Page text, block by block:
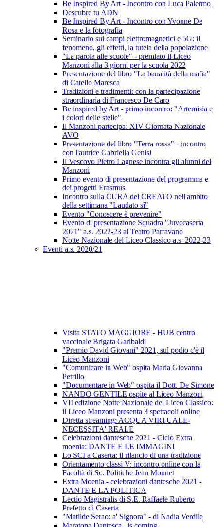
Be Inspired By Art - Incontro con Luca Palermo
Descubre tu ADN
Be Inspired By Art - Incontro con Yvonne De
Rosa e la fotografia
Seminario sui campi elettromagnetici e 5G: il
fenomeno, gli effetti, la tutela della popolazione
"La parola alle scuole" - premiato il Liceo
Manzoni alla 3 giorni per la scuola 2022
Presentazione del libro "La banalità della mafia"
di Catello Maresca
Tradizioni e tradimenti: con la partecipazione
straordinaria di Francesco De Caro
Be inspired by Art - primo incontro: "Artemisia e
i colori delle stelle"
Il Manzoni partecipa: XIV Giornata Nazionale
AVO
Presentazione del libro "Terra rossa" - incontro
con l'autrice Gabriella Genisi
Il Vescovo Pietro Lagnese incontra gli alunni del
Manzoni
Primo evento di presentazione del programma e
dei progetti Erasmus
Incontro sulla CURA del CREATO nell'ambito
della settimana "Laudato sì"
Evento "Conoscere è prevenire"
Evento di presentazione Squadra "Juvecaserta
2021" a.s. 2022-23 al Teatro Parravano
Notte Nazionale del Liceo Classico a.s. 2022-23
Eventi a.s. 2020/21
Visita STATO MAGGIORE - HUB centro
vaccinale Brigata Garibaldi
"Premio David Giovani" 2021, sul podio c'è il
Liceo Manzoni
"Comunicare in Web" ospita Maria Giovanna
Petrillo
"Documentare in Web" ospita il Dott. De Simone
NANDO GENTILE ospite al Liceo Manzoni
VII edizione Notte Nazionale del Liceo Classico:
il Liceo Manzoni presenta 3 spettacoli online
Diretta streaming: ACQUA VIRTUALE-
NECESSITA' REALE
Celebrazioni dantesche 2021 - Ciclo Extra
moenia: DANTE E LE IMMAGINI
Lo SCI a Caserta: il rilancio di una tradizione
Orientamento classi V: incontro online con la
Facoltà di Sc. Politiche Jean Monnet
Extra Moenia - celebrazioni dantesche 2021 -
DANTE E LA POLITICA
Lectio Magistralis di S.E. Raffaele Ruberto
Prefetto di Caserta
"Matilde Serao: a' Signora" - di Nadia Verdile